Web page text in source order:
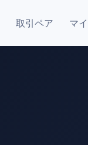
取引ペア マ